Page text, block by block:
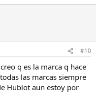
#10
q es la marca q hace
las marcas siempre
Hublot aun estoy por